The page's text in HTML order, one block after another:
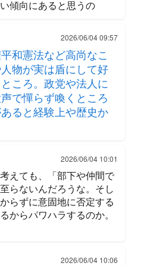
傾向にあると思うの
2026/06/04 09:57
和憲法など高尚なこ
物が実は盾にして好
ころ。政党や法人に
で憚らず喚くところ
ると経験上や歴史か
2026/06/04 10:01
えても、「部下や仲間で
らないんだろうな。そし
らずに意固地に否定する
からパワハラするのか。
2026/06/04 10:06